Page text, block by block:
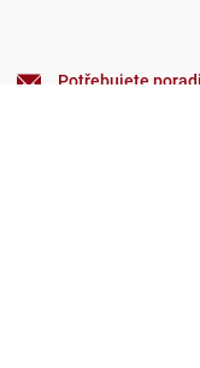
Potřebujete